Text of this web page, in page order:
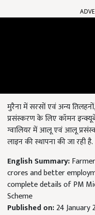
मुरैना में सरसों एवं अन्य
प्रसंस्करण के लिए कॉमन
ग्वालियर में आलू एवं आलू
लाइन की स्थापना की जा रही है.
English Summary:
crores and better
complete details of PM
Scheme
Published on:24 January